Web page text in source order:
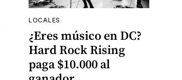
LOCALES
¿Eres músico en DC?
Hard Rock Rising
paga $10.000 al